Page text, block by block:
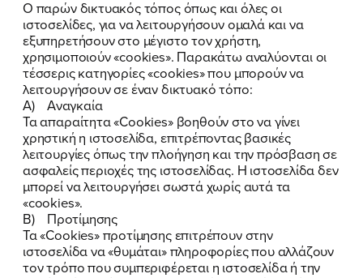
Ο παρών δικτυακός τόπος όπως και όλες οι
ιστοσελίδες, για να λειτουργήσουν ομαλά και να
εξυπηρετήσουν στο μέγιστο τον χρήστη,
χρησιμοποιούν «cookies». Παρακάτω αναλύονται οι
τέσσερις κατηγορίες «cookies» που μπορούν να
λειτουργήσουν σε έναν δικτυακό τόπο:
Α) Αναγκαία
Τα απαραίτητα «Cookies» βοηθούν στο να γίνει
χρηστική η ιστοσελίδα, επιτρέποντας βασικές
λειτουργίες όπως την πλοήγηση και την πρόσβαση σε
ασφαλείς περιοχές της ιστοσελίδας. Η ιστοσελίδα δεν
μπορεί να λειτουργήσει σωστά χωρίς αυτά τα
«cookies».
Β) Προτίμησης
Τα «Cookies» προτίμησης επιτρέπουν στην
ιστοσελίδα να «θυμάται» πληροφορίες που αλλάζουν
τον τρόπο που συμπεριφέρεται η ιστοσελίδα ή την